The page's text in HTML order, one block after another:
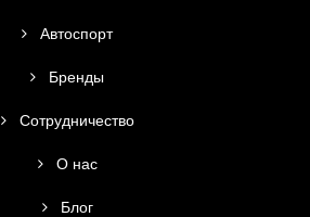
Автоспорт
Бренды
Сотрудничество
О нас
Блог